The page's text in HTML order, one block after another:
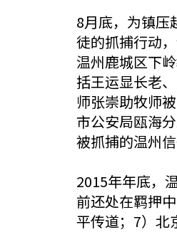
8月底，为镇压
徒的抓捕行动
温州鹿城区下
括王运显长老
师张崇助牧师
市公安局瓯海
被抓捕的温州
2015年年底，
前还处在羁押
平传道；7）北